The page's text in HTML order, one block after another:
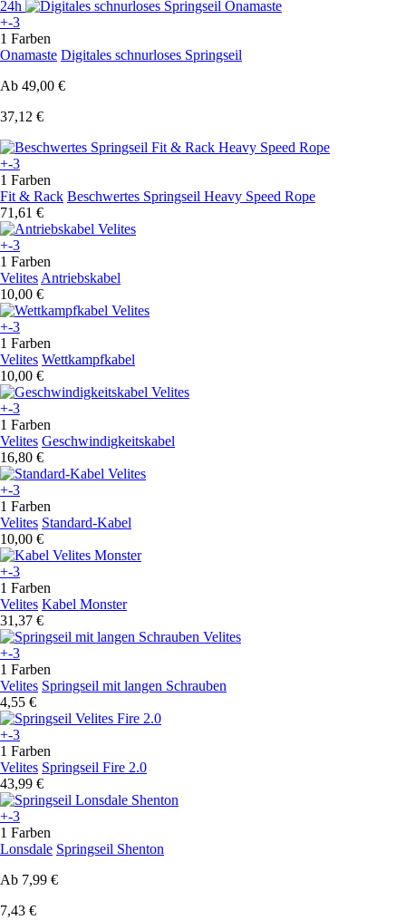
24h
+-3
1 Farben
Onamaste Digitales schnurloses Springseil
Ab 49,00 €
37,12 €
+-3
1 Farben
Fit & Rack Beschwertes Springseil Heavy Speed Rope
71,61 €
+-3
1 Farben
Velites Antriebskabel
10,00 €
+-3
1 Farben
Velites Wettkampfkabel
10,00 €
+-3
1 Farben
Velites Geschwindigkeitskabel
16,80 €
+-3
1 Farben
Velites Standard-Kabel
10,00 €
+-3
1 Farben
Velites Kabel Monster
31,37 €
+-3
1 Farben
Velites Springseil mit langen Schrauben
4,55 €
+-3
1 Farben
Velites Springseil Fire 2.0
43,99 €
+-3
1 Farben
Lonsdale Springseil Shenton
Ab 7,99 €
7,43 €